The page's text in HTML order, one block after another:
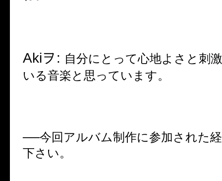
Akiヲ : 自分にとって心地よさと刺
いる音楽と思っています。
──今回アルバム制作に参加された
下さい。